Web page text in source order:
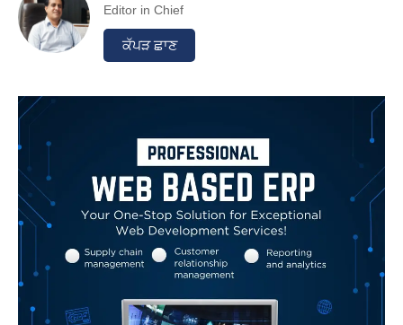
Editor in Chief
ਕੱਪੜ ਛਾਣ